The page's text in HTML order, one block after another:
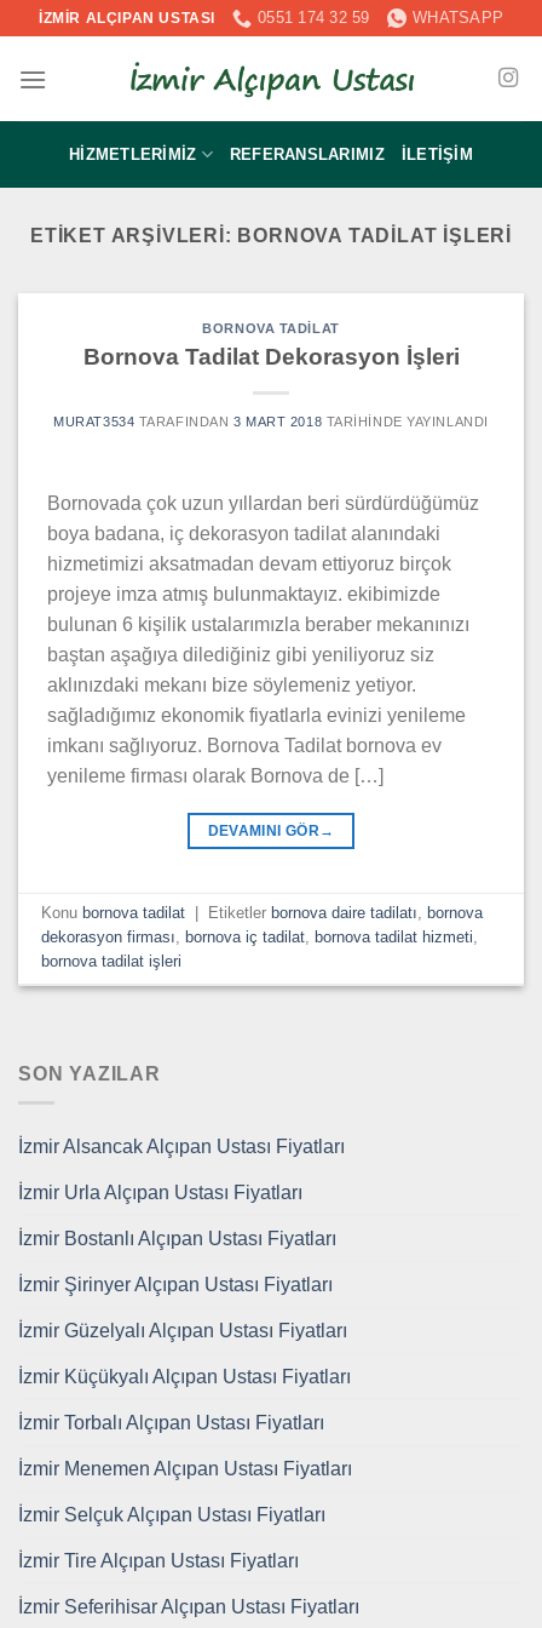
İçeriğeİZMİR ALÇIPAN USTASI 0551 174 32 59 WHATSAPP
HIZMETLERIMIZ REFERANSLARIMIZ İLETIŞIM
ETIKET ARŞIVLERI: BORNOVA TADILAT IŞLERI
BORNOVA TADILAT
Bornova Tadilat Dekorasyon İşleri
MURAT3534 TARAFINDAN 3 MART 2018 TARIHINDE YAYINLANDI
Bornovada çok uzun yıllardan beri sürdürdüğümüz
boya badana, iç dekorasyon tadilat alanındaki
hizmetimizi aksatmadan devam ettiyoruz birçok
projeye imza atmış bulunmaktayız. ekibimizde
bulunan 6 kişilik ustalarımızla beraber mekanınızı
baştan aşağıya dilediğiniz gibi yeniliyoruz siz
aklınızdaki mekanı bize söylemeniz yetiyor.
sağladığımız ekonomik fiyatlarla evinizi yenileme
imkanı sağlıyoruz. Bornova Tadilat bornova ev
yenileme firması olarak Bornova de […]
DEVAMINI GÖR →
Konu bornova tadilat Etiketler bornova daire tadilatı
bornova
dekorasyon firması
bornova iç tadilat bornova tadilat hizmeti
bornova tadilat işleri
SON YAZILAR
İzmir Alsancak Alçıpan Ustası Fiyatları
İzmir Urla Alçıpan Ustası Fiyatları
İzmir Bostanlı Alçıpan Ustası Fiyatları
İzmir Şirinyer Alçıpan Ustası Fiyatları
İzmir Güzelyalı Alçıpan Ustası Fiyatları
İzmir Küçükyalı Alçıpan Ustası Fiyatları
İzmir Torbalı Alçıpan Ustası Fiyatları
İzmir Menemen Alçıpan Ustası Fiyatları
İzmir Selçuk Alçıpan Ustası Fiyatları
İzmir Tire Alçıpan Ustası Fiyatları
İzmir Seferihisar Alçıpan Ustası Fiyatları